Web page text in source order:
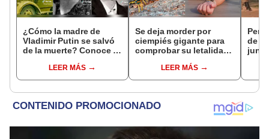
¿Cómo la madre de
Vladimir Putin se salvó
de la muerte? Conoce la
LEER MÁS
Se deja morder por
ciempiés gigante para
comprobar su letalidad,
sucedería [VIDEO]
LEER MÁS
de